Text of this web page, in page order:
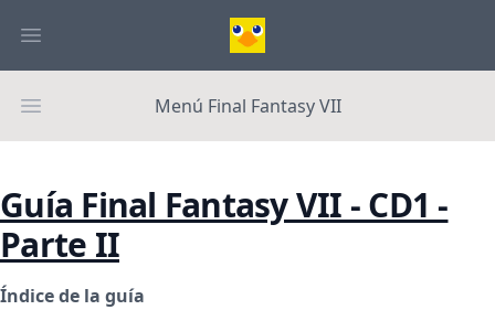
Menú Final Fantasy VII
Guía Final Fantasy VII - CD1 -
Parte II
Índice de la guía